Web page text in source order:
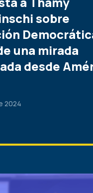
sobre
una mirada
desde
2024